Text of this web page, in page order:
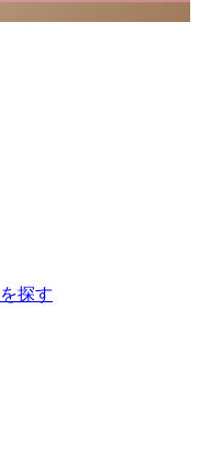
を探す